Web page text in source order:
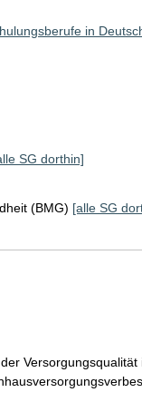
in
SG dorthin]
(BMG) [alle SG